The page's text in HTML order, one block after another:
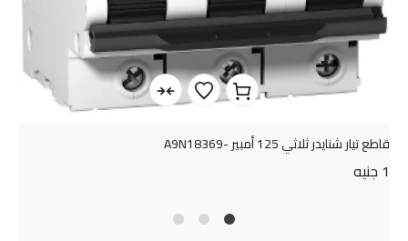
قاطع تيار شنايدر ثلاثي 125 أمبير -A9N18369
1 جنيه